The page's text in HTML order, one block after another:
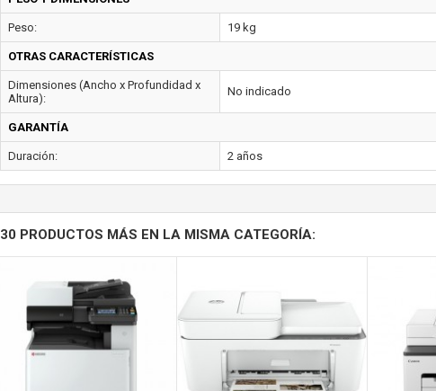
Peso: 19 kg
OTRAS CARACTERÍSTICAS
Dimensiones (Ancho x Profundidad x
Altura):
No indicado
GARANTÍA
Duración: 2 años
30 PRODUCTOS MÁS EN LA MISMA CATEGORÍA: